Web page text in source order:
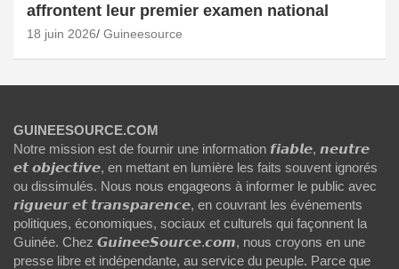
affrontent leur premier examen national
18 juin 2026 Guineesource
GUINEESOURCE.COM
Notre mission est de fournir une information 𝙛𝙞𝙖𝙗𝙡𝙚, 𝙣𝙚𝙪𝙩𝙧𝙚
𝙚𝙩 𝙤𝙗𝙟𝙚𝙘𝙩𝙞𝙫𝙚, en mettant en lumière les faits souvent ignorés
ou dissimulés. Nous nous engageons à informer le public avec
𝙧𝙞𝙜𝙪𝙚𝙪𝙧 𝙚𝙩 𝙩𝙧𝙖𝙣𝙨𝙥𝙖𝙧𝙚𝙣𝙘𝙚, en couvrant les événements
politiques, économiques, sociaux et culturels qui façonnent la
Guinée. Chez 𝙂𝙪𝙞𝙣𝙚𝙚𝙎𝙤𝙪𝙧𝙘𝙚.𝙘𝙤𝙢, nous croyons en une
presse libre et indépendante, au service du peuple. Parce que